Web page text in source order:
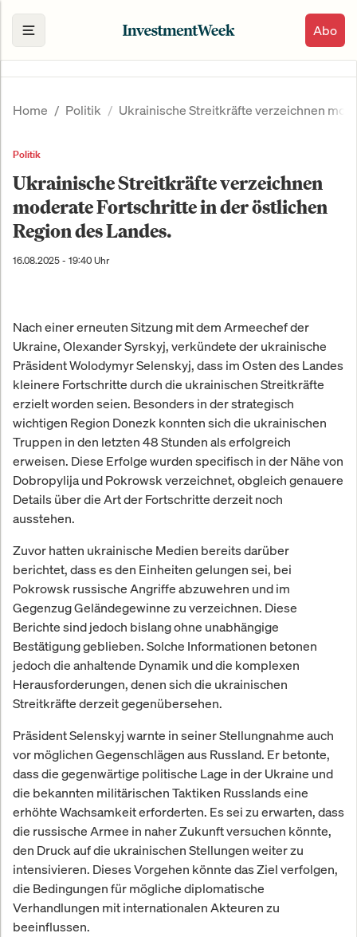
Abo
Home Politik Ukrainische Streitkräfte verzeichnen
Politik
Ukrainische Streitkräfte verzeichnen
moderate Fortschritte in der östlichen
Region des Landes.
16.08.2025 - 19:40 Uhr
Nach einer erneuten Sitzung mit dem Armeechef der
Ukraine, Olexander Syrskyj, verkündete der ukrainische
Präsident Wolodymyr Selenskyj, dass im Osten des Landes
kleinere Fortschritte durch die ukrainischen Streitkräfte
erzielt worden seien. Besonders in der strategisch
wichtigen Region Donezk konnten sich die ukrainischen
Truppen in den letzten 48 Stunden als erfolgreich
erweisen. Diese Erfolge wurden specifisch in der Nähe von
Dobropylija und Pokrowsk verzeichnet, obgleich genauere
Details über die Art der Fortschritte derzeit noch
ausstehen.
Zuvor hatten ukrainische Medien bereits darüber
berichtet, dass es den Einheiten gelungen sei, bei
Pokrowsk russische Angriffe abzuwehren und im
Gegenzug Geländegewinne zu verzeichnen. Diese
Berichte sind jedoch bislang ohne unabhängige
Bestätigung geblieben. Solche Informationen betonen
jedoch die anhaltende Dynamik und die komplexen
Herausforderungen, denen sich die ukrainischen
Streitkräfte derzeit gegenübersehen.
Präsident Selenskyj warnte in seiner Stellungnahme auch
vor möglichen Gegenschlägen aus Russland. Er betonte,
dass die gegenwärtige politische Lage in der Ukraine und
die bekannten militärischen Taktiken Russlands eine
erhöhte Wachsamkeit erforderten. Es sei zu erwarten, dass
die russische Armee in naher Zukunft versuchen könnte,
den Druck auf die ukrainischen Stellungen weiter zu
intensivieren. Dieses Vorgehen könnte das Ziel verfolgen,
die Bedingungen für mögliche diplomatische
Verhandlungen mit internationalen Akteuren zu
beeinflussen.